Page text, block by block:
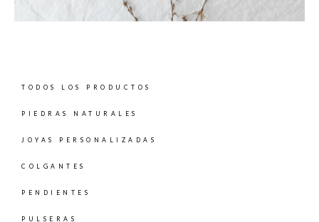
TODOS LOS PRODUCTOS
PIEDRAS NATURALES
JOYAS PERSONALIZADAS
COLGANTES
PENDIENTES
PULSERAS